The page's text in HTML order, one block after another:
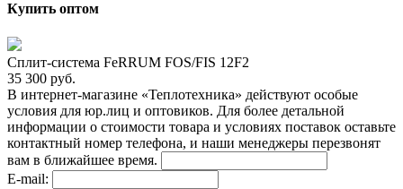
Купить оптом
Сплит-система FeRRUM FOS/FIS 12F2
35 300 руб.
В интернет-магазине «Теплотехника» действуют особые
условия для юр.лиц и оптовиков. Для более детальной
информации о стоимости товара и условиях поставок оставьте
контактный номер телефона, и наши менеджеры перезвонят
вам в ближайшее время.
E-mail: